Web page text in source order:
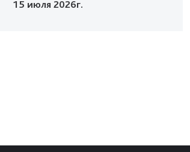
15 июля 2026г.